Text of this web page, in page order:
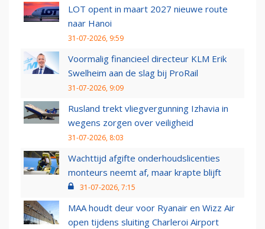
LOT opent in maart 2027 nieuwe route
naar Hanoi
31-07-2026, 9:59
Voormalig financieel directeur KLM Erik
Swelheim aan de slag bij ProRail
31-07-2026, 9:09
Rusland trekt vliegvergunning Izhavia in
wegens zorgen over veiligheid
31-07-2026, 8:03
Wachttijd afgifte onderhoudslicenties
monteurs neemt af, maar krapte blijft
31-07-2026, 7:15
MAA houdt deur voor Ryanair en Wizz Air
open tijdens sluiting Charleroi Airport